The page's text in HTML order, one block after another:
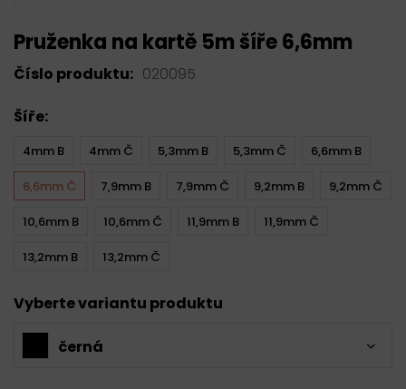
Pruženka na kartě 5m šíře 6,6mm
Číslo produktu: 020095
Šíře:
4mm B 4mm Č 5,3mm B 5,3mm Č 6,6mm B
6,6mm Č 7,9mm B 7,9mm Č 9,2mm B 9,2mm Č
10,6mm B 10,6mm Č 11,9mm B 11,9mm Č
13,2mm B 13,2mm Č
Vyberte variantu produktu
černá